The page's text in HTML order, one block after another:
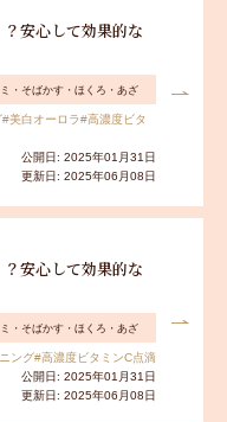
安心して効果的な
・そばかす・ほくろ・あざ
#美白オーロラ#高濃度ビタ
公開日: 2025年01月31日
更新日: 2025年06月08日
安心して効果的な
・そばかす・ほくろ・あざ
ング#高濃度ビタミンC点滴
公開日: 2025年01月31日
更新日: 2025年06月08日